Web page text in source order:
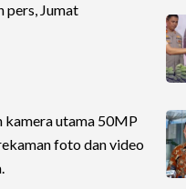
pers, Jumat
kamera utama 50MP
foto dan video